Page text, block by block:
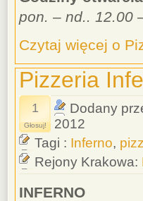
pon. – nd.. 12.00
Czytaj więcej o
Pizzeria
1
Głosuj!
Dodany
2012
Tagi : Inferno,
Rejony Krakowa:
INFERNO